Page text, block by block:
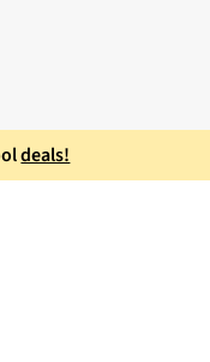
deals!